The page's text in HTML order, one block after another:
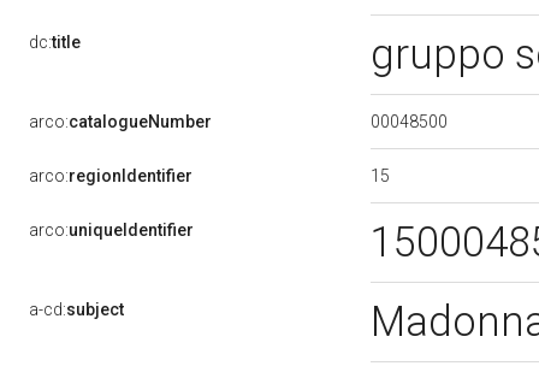
dc:title gruppo
arco:catalogueNumber 00048500
arco:regionIdentifier 15
arco:uniqueIdentifier
a-cd:subject